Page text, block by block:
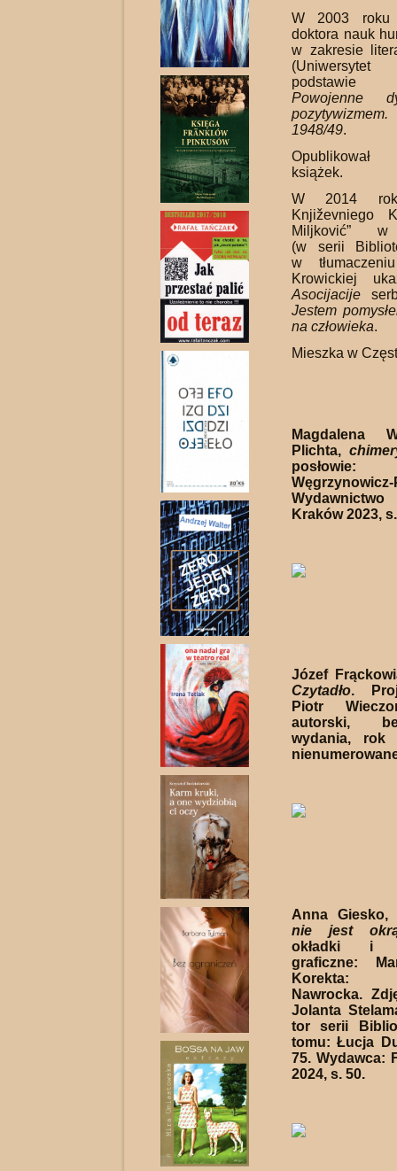
W 2003 roku
doktora nauk
w zakresie
podstawie
Powojenne
1948/49.
Opublikował
książek.
W 2014
Književniego
Miljković” w
(w serii
w
Krowickiej
Asocijacije
Jestem
na człowieka.
Mieszka w
Magdalena
Plichta,
posłowie:
Kraków 2023,
Józef
Czytadło.
Piotr
autorski,
wydania, rok
Anna Giesko,
nie jest
okładki i
graficzne:
Korekta:
Nawrocka.
Jolanta
tor serii
tomu: Łucja
75. Wydawca:
2024, s. 50.